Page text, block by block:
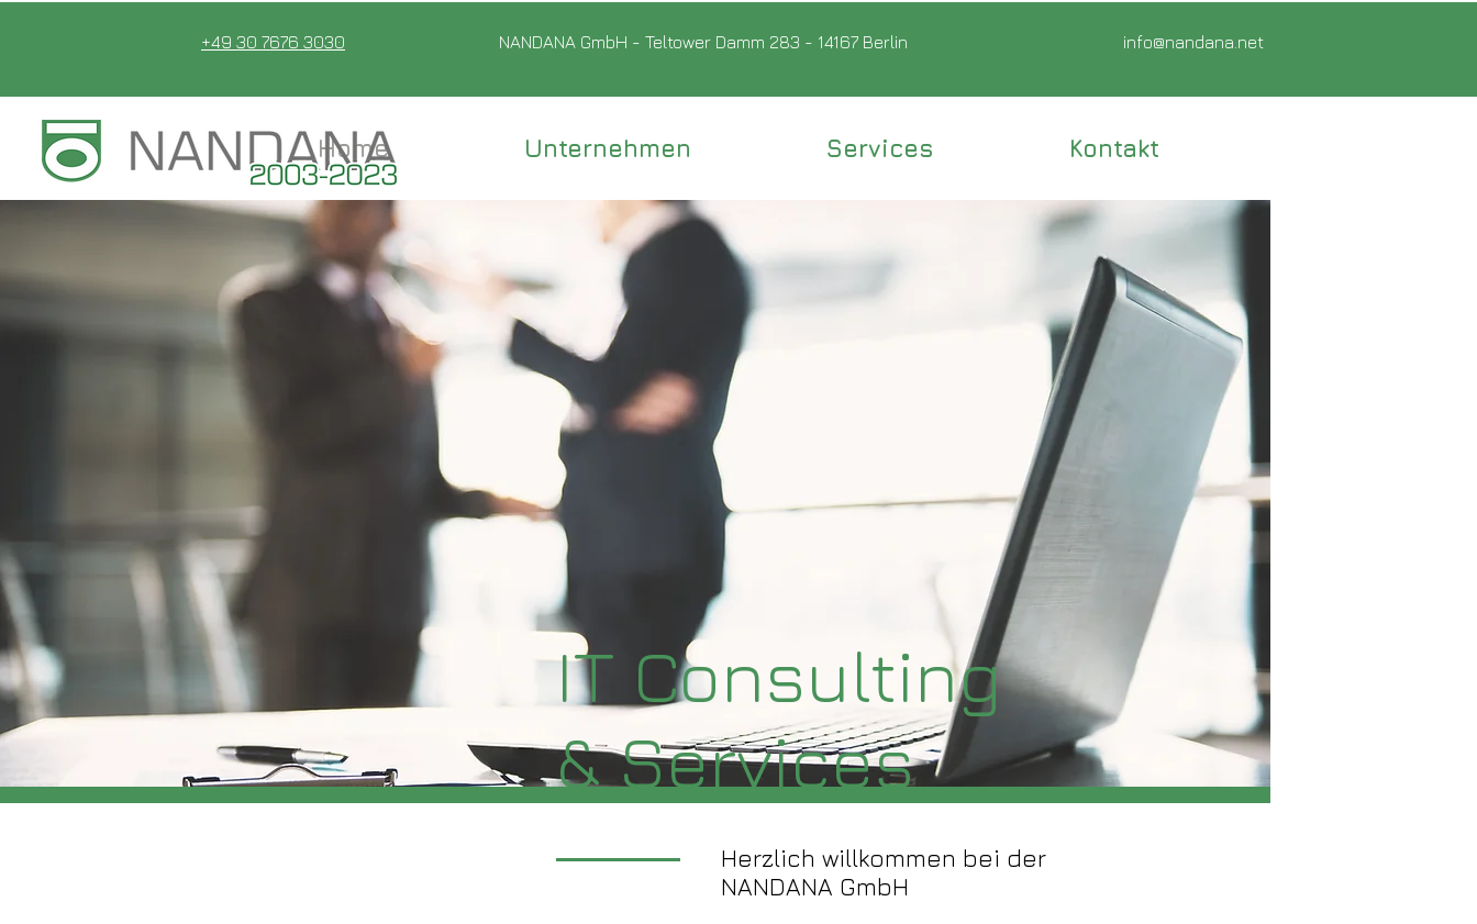
Home Unternehmen Services Kontakt
IT Consulting
& Services
Herzlich willkommen bei der
NANDANA GmbH
+49 30 7676 3030 NANDANA GmbH - Teltower Damm 283 - 14167 Berlin info@nandana.net